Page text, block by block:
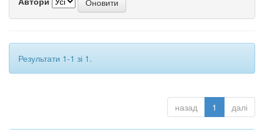
Результати 1-1 зі 1.
назад 1 далі